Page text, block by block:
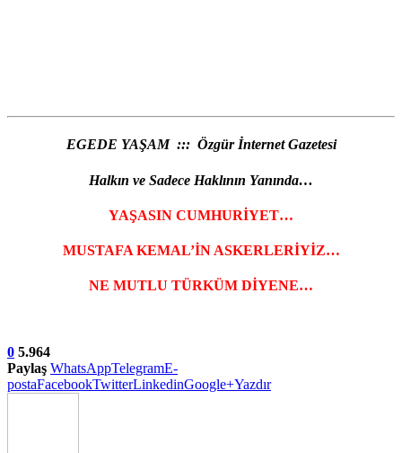
EGEDE YAŞAM ::: Özgür İnternet Gazetesi
Halkın ve Sadece Haklının Yanında…
YAŞASIN CUMHURİYET…
MUSTAFA KEMAL’İN ASKERLERİYİZ…
NE MUTLU TÜRKÜM DİYENE…
0 5.964
Paylaş WhatsAppTelegramE-
postaFacebookTwitterLinkedinGoogle+Yazdır